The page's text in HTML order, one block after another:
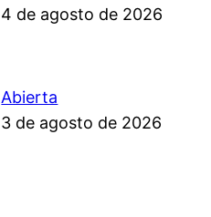
4 de agosto de 2026
Abierta
3 de agosto de 2026